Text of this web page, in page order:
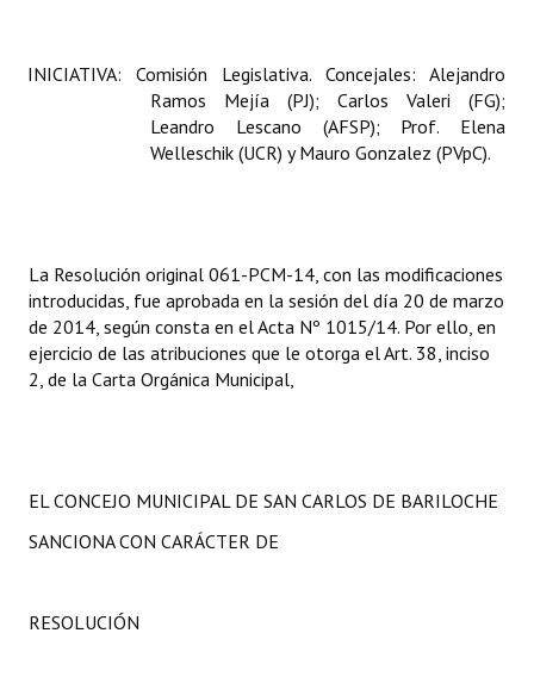
INICIATIVA: Comisión Legislativa. Concejales: Alejandro
Ramos Mejía (PJ); Carlos Valeri (FG);
Leandro Lescano (AFSP); Prof. Elena
Welleschik (UCR) y Mauro Gonzalez (PVpC).
La Resolución original 061-PCM-14, con las modificaciones
introducidas, fue aprobada en la sesión del día 20 de marzo
de 2014, según consta en el Acta Nº 1015/14. Por ello, en
ejercicio de las atribuciones que le otorga el Art. 38, inciso
2, de la Carta Orgánica Municipal,
EL CONCEJO MUNICIPAL DE SAN CARLOS DE BARILOCHE
SANCIONA CON CARÁCTER DE
RESOLUCIÓN